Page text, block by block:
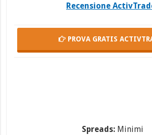
Recensione
PROVA GRATIS
Spreads: Minimi